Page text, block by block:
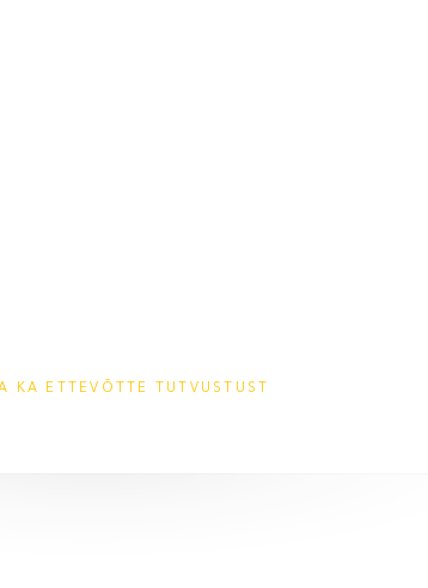
KA ETTEVÕTTE TUTVUSTUST